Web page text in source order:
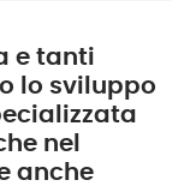
e tanti
lo sviluppo
nel
anche